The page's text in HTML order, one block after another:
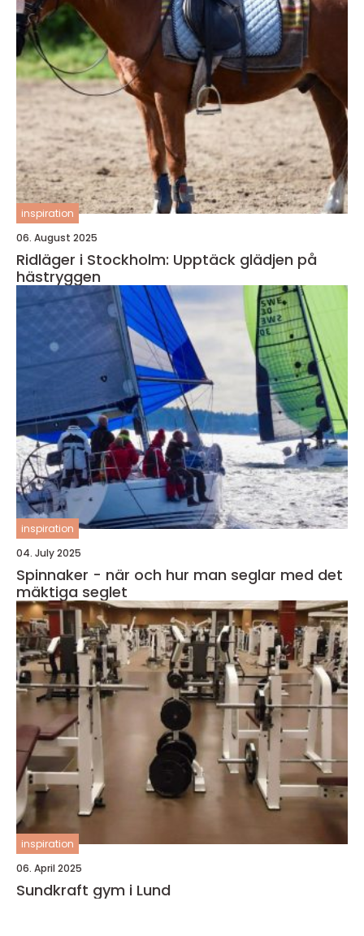
inspiration
06. August 2025
Ridläger i Stockholm: Upptäck glädjen på
hästryggen
inspiration
04. July 2025
Spinnaker - när och hur man seglar med det
mäktiga seglet
inspiration
06. April 2025
Sundkraft gym i Lund